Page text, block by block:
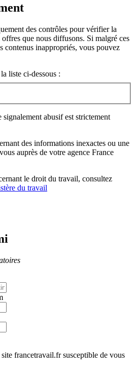
des contrôles pour vérifier la
que nous diffusons. Si malgré ces
contenus inappropriés, vous pouvez
liste ci-dessous :
abusif est strictement
des informations inexactes ou une
auprès de votre agence France
le droit du travail, consultez
du travail
francetravail.fr susceptible de vous